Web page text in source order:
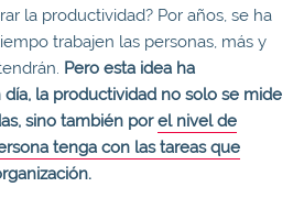
la productividad? Por años, se ha
trabajen las personas, más y
Pero esta idea ha
la productividad no solo se mide
sino también porel nivel de
tenga con las tareas que